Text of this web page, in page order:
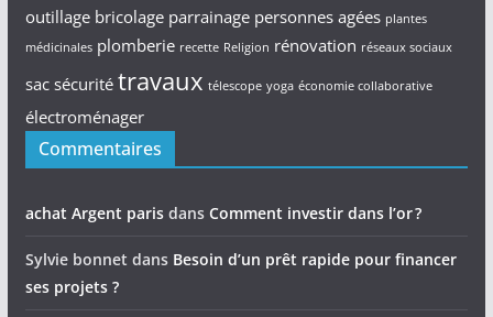
outillage bricolage parrainage personnes agées plantes
médicinales plomberie recette Religion rénovation réseaux sociaux
sac sécurité travaux télescope yoga économie collaborative
électroménager
Commentaires
achat Argent parisdans Comment investir dans l’or ?
Sylvie bonnet dans Besoin d’un prêt rapide pour financer
ses projets ?